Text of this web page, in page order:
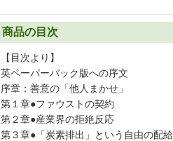
商品の目次
【目次より】
英ペーパーバック版への序文
序章：善意の「他人まかせ」
第１章●ファウストの契約
第２章●産業界の拒絶反応
第３章●「炭素排出」という自由の配給